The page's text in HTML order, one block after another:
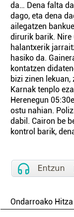
da… Dena falta
dago, eta dena
ailegatzen
dirurik barik. Nire
halantxerik
hasiko da.
kontatzen
bizi zinen lekuan,
Karnak tenplo
Herenegun
ostu nahian.
dabil. Cairon be
kontrol barik,
Ondarroako Hitza